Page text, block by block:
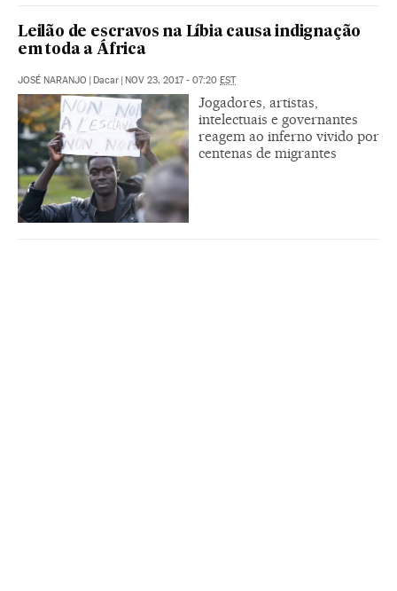
Leilão de escravos na Líbia causa indignação
em toda a África
JOSÉ NARANJO | Dacar | NOV 23, 2017 - 07:20 EST
Jogadores, artistas,
intelectuais e governantes
reagem ao inferno vivido por
centenas de migrantes